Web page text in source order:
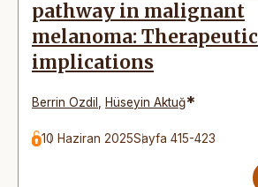
pathway in malignant
melanoma: Therapeutic
implications
Berrin Ozdil Hüseyin Aktuğ*
10 Haziran 2025Sayfa 415-423